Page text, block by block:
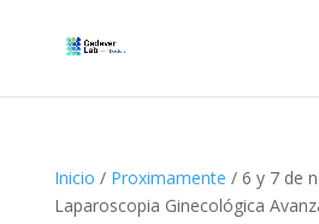
Inicio / Proximamente / 6 y 7 de
Laparoscopia Ginecológica